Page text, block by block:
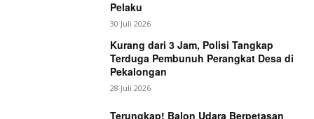
Pelaku
30 Juli 2026
Kurang dari 3 Jam, Polisi Tangkap
Terduga Pembunuh Perangkat Desa di
Pekalongan
28 Juli 2026
Terungkap! Balon Udara Berpetasan